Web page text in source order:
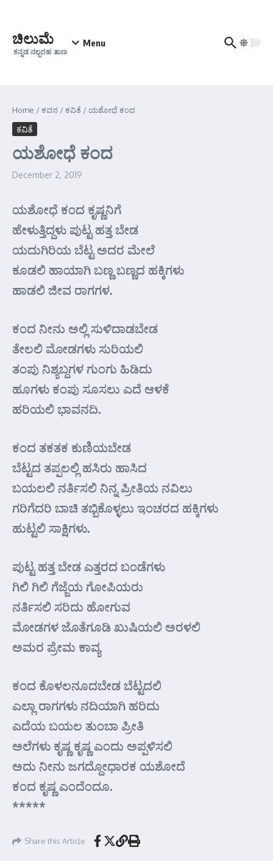
ಚಿಲುಮೆ
ಕನ್ನಡ ನಲ್ಬರಹ ತಾಣ
Menu
Home /ಕವನ /ಕವಿತೆ /ಯಶೋಧೆ ಕಂದ
ಕವಿತೆ
ಯಶೋಧೆ ಕಂದ
December 2, 2019
ಯಶೋಧೆ ಕಂದ ಕೃಷ್ಣನಿಗೆ
ಹೇಳುತ್ತಿದ್ದಳು ಪುಟ್ಟ ಹತ್ತ ಬೇಡ
ಯದುಗಿರಿಯ ಬೆಟ್ಟ ಅದರ ಮೇಲೆ
ಕೂಡಲಿ ಹಾಯಾಗಿ ಬಣ್ಣ ಬಣ್ಣದ ಹಕ್ಕಿಗಳು
ಹಾಡಲಿ ಜೀವ ರಾಗಗಳ.
ಕಂದ ನೀನು ಅಲ್ಲಿ ಸುಳಿದಾಡಬೇಡ
ತೇಲಲಿ ಮೋಡಗಳು ಸುರಿಯಲಿ
ತಂಪು ನಿಶ್ಯಬ್ದಗಳ ಗುಂಗು ಹಿಡಿದು
ಹೂಗಳು ಕಂಪು ಸೂಸಲು ಎದೆ ಆಳಕೆ
ಹರಿಯಲಿ ಭಾವನದಿ.
ಕಂದ ತಕತಕ ಕುಣಿಯಬೇಡ
ಬೆಟ್ಟದ ತಪ್ಪಲಲ್ಲಿ ಹಸಿರು ಹಾಸಿದ
ಬಯಲಲಿ ನರ್ತಿಸಲಿ ನಿನ್ನ ಪ್ರೀತಿಯ ನವಿಲು
ಗರಿಗೆದರಿ ಬಾಚಿ ತಬ್ಬಿಕೊಳ್ಳಲು ಇಂಚರದ ಹಕ್ಕಿಗಳು
ಹುಟ್ಟಲಿ ಸಾಕ್ಷಿಗಳು.
ಪುಟ್ಟ ಹತ್ತ ಬೇಡ ಎತ್ತರದ ಬಂಡೆಗಳು
ಗಿಲಿ ಗಿಲಿ ಗೆಜ್ಜೆಯ ಗೋಪಿಯರು
ನರ್ತಿಸಲಿ ಸರಿದು ಹೋಗುವ
ಮೋಡಗಳ ಜೊತೆಗೂಡಿ ಖುಷಿಯಲಿ ಅರಳಲಿ
ಅಮರ ಪ್ರೇಮ ಕಾವ್ಯ
ಕಂದ ಕೊಳಲನೂದಬೇಡ ಬೆಟ್ಟದಲಿ
ಎಲ್ಲಾ ರಾಗಗಳು ನದಿಯಾಗಿ ಹರಿದು
ಎದೆಯ ಬಯಲ ತುಂಬಾ ಪ್ರೀತಿ
ಅಲೆಗಳು ಕೃಷ್ಣ ಕೃಷ್ಣ ಎಂದು ಅಪ್ಪಳಿಸಲಿ
ಅದು ನೀನು ಜಗದ್ದೋಧಾರಕ ಯಶೋದೆ
ಕಂದ ಕೃಷ್ಣ ಎಂದೆಂದೂ.
*****
Share this Article